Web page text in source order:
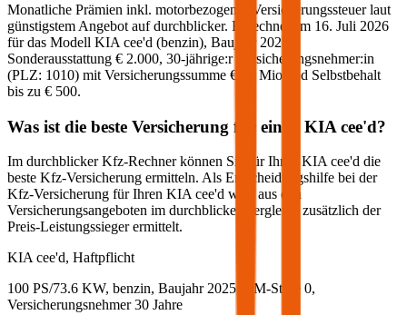
Monatliche Prämien inkl. motorbezogener Versicherungssteuer laut
günstigstem Angebot auf durchblicker. Berechnet am 16. Juli 2026
für das Modell KIA cee'd (benzin), Baujahr 2025
Sonderausstattung € 2.000, 30-jährige:rVersicherungsnehmer:in
(PLZ: 1010) mit Versicherungssumme € 20 Mio und Selbstbehalt
bis zu € 500.
Was ist die beste Versicherung für einen KIA cee'd?
Im durchblicker Kfz-Rechner können Sie für Ihren KIA cee'd die
beste Kfz-Versicherung ermitteln. Als Entscheidungshilfe bei der
Kfz-Versicherung für Ihren KIA cee'd wird aus den
Versicherungsangeboten im durchblicker Vergleich zusätzlich der
Preis-Leistungssieger ermittelt.
KIA cee'd, Haftpflicht
100 PS/73.6 KW, benzin, Baujahr 2025,
BM-Stufe 0,
Versicherungsnehmer 30 Jahre